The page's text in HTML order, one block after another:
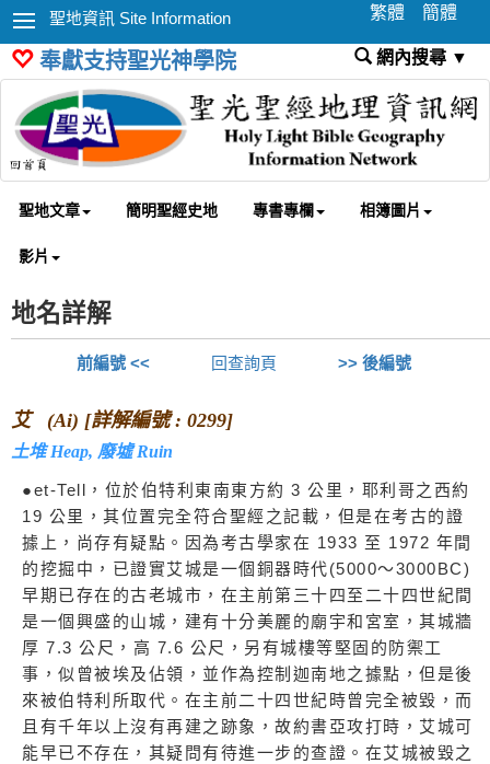
聖地資訊 Site Information 繁體 簡體
奉獻支持聖光神學院 網內搜尋 ▼
聖地文章 簡明聖經史地 專書專欄 相簿圖片
影片
地名詳解
前編號 << >> 後編號
回查詢頁
艾 (Ai) [詳解編號 : 0299]
土堆 Heap, 廢墟 Ruin
●et-Tell，位於伯特利東南東方約 3 公里，耶利哥之西約
19 公里，其位置完全符合聖經之記載，但是在考古的證
據上，尚存有疑點。因為考古學家在 1933 至 1972 年間
的挖掘中，已證實艾城是一個銅器時代(5000～3000BC)
早期已存在的古老城市，在主前第三十四至二十四世紀間
是一個興盛的山城，建有十分美麗的廟宇和宮室，其城牆
厚 7.3 公尺，高 7.6 公尺，另有城樓等堅固的防禦工
事，似曾被埃及佔領，並作為控制迦南地之據點，但是後
來被伯特利所取代。在主前二十四世紀時曾完全被毀，而
且有千年以上沒有再建之跡象，故約書亞攻打時，艾城可
能早已不存在，其疑問有待進一步的查證。在艾城被毀之